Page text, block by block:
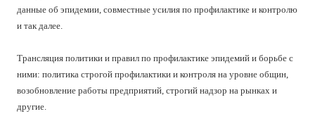
данные об эпидемии, совместные усилия по профилактике и контролю
и так далее.
Трансляция политики и правил по профилактике эпидемий и борьбе с
ними: политика строгой профилактики и контроля на уровне общин,
возобновление работы предприятий, строгий надзор на рынках и
другие.